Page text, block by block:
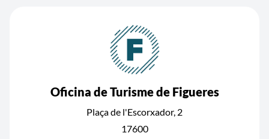
Oficina de Turisme de Figueres
Plaça de l'Escorxador, 2
17600